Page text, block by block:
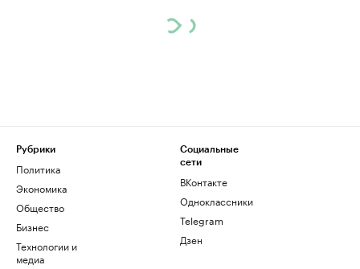
Рубрики
Политика
Экономика
Общество
Бизнес
Технологии и
медиа
Социальные
сети
ВКонтакте
Одноклассники
Telegram
Дзен